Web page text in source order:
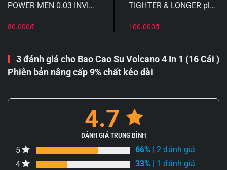
POWER MEN 0.03 INVI
gian quan hệ, Hộp 3c
80.000₫
TIGHTER & LONGER plus
Size Việt
100.000₫
3 đánh giá cho Bao Cao Su Volcano 4 In 1 (16 Cái )
Phiên bản nâng cấp 9% chất kéo dài
4.7
ĐÁNH GIÁ TRUNG BÌNH
5 66% | 2 đánh giá
4
33% | 1 đánh giá